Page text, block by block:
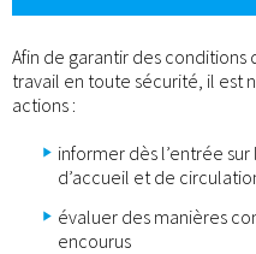
Afin de garantir des
travail en toute sécurité, il est
actions :
informer dès l’entrée
d’accueil et de
évaluer des manières
encourus